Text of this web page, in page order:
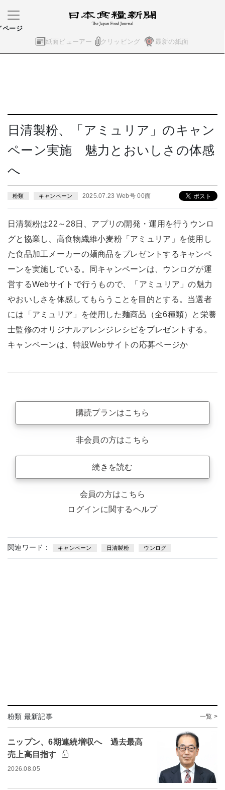
紙面ビューアー クリッピング 最新の紙面
ページ
日清製粉、「アミュリア」のキャン
ペーン実施 魅力とおいしさの体感
へ
粉類 キャンペーン 2025.07.23 Web号 00面
日清製粉は22～28日、アプリの開発・運用を行うウンロ
グと協業し、高食物繊維小麦粉「アミュリア」を使用し
た食品加工メーカーの麺商品をプレゼントするキャンペ
ーンを実施している。同キャンペーンは、ウンログが運
営するWebサイトで行うもので、「アミュリア」の魅力
やおいしさを体感してもらうことを目的とする。当選者
には「アミュリア」を使用した麺商品（全6種類）と栄養
士監修のオリジナルアレンジレシピをプレゼントする。
キャンペーンは、特設Webサイトの応募ページか
購読プランはこちら
非会員の方はこちら
続きを読む
会員の方はこちら
ログインに関するヘルプ
関連ワード： キャンペーン 日清製粉 ウンログ
粉類 最新記事 一覧 >
ニップン、6期連続増収へ 過去最高
売上高目指す
2026.08.05